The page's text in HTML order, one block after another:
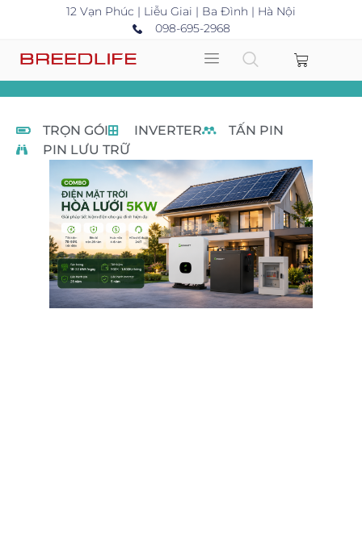
12 Vạn Phúc | Liễu Giai | Ba Đình | Hà Nội
098-695-2968
TRỌN GÓI INVERTER
TẤN PIN
PIN LƯU TRỮ